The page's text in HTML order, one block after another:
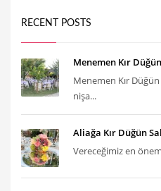
RECENT POSTS
Menemen Kır
Menemen Kır
nişa...
Aliağa Kır Düğün
Vereceğimiz en